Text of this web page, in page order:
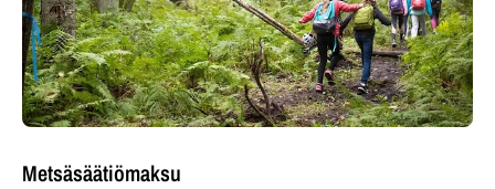
Metsäsäätiömaksu